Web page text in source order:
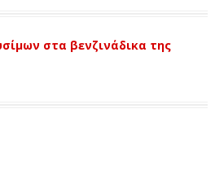
στα βενζινάδικα της